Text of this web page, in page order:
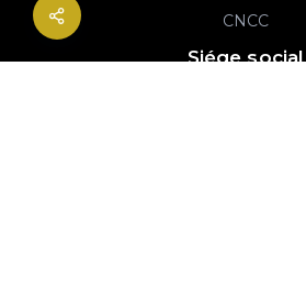
CNCC
Siége social